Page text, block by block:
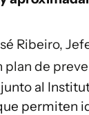
Ribeiro,
plan de
junto al
permiten